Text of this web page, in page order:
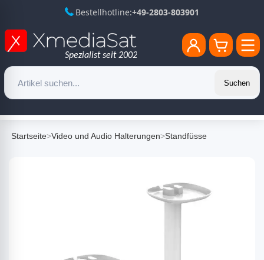
Bestellhotline:+49-2803-803901
Suchen
Startseite>Video und Audio Halterungen>Standfüsse